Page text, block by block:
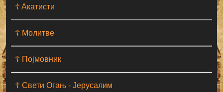
☦ Aкатисти
☦ Молитве
☦ Појмовник
☦ Свети Огањ - Јерусалим